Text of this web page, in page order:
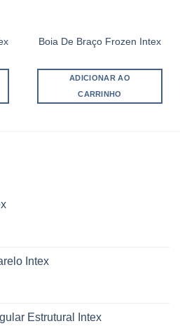
Boia De Braço Frozen Intex
ADICIONAR AO
CARRINHO
Intex
Estrutural Intex